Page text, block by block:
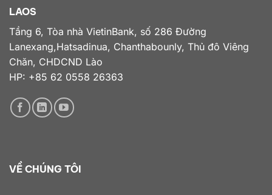
LAOS
Tầng 6, Tòa nhà VietinBank, số 286 Đường
Lanexang,Hatsadinua, Chanthabounly, Thủ đô Viêng
Chăn, CHDCND Lào
HP: +85 62 0558 26363
VỀ CHÚNG TÔI